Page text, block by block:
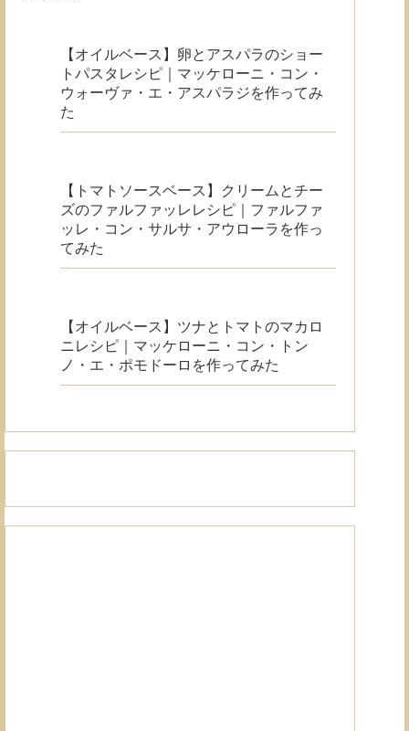
【オイルベース】卵とアスパラのショー
トパスタレシピ｜マッケローニ・コン・
ウォーヴァ・エ・アスパラジを作ってみ
た
【トマトソースベース】クリームとチー
ズのファルファッレレシピ｜ファルファ
ッレ・コン・サルサ・アウローラを作っ
てみた
【オイルベース】ツナとトマトのマカロ
ニレシピ｜マッケローニ・コン・トン
ノ・エ・ポモドーロを作ってみた